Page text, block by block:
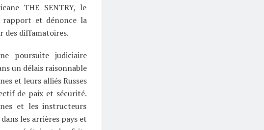
THE SENTRY, le
rapport et dénonce la
des diffamatoires.
poursuite judiciaire
un délais raisonnable
et leurs alliés Russes
de paix et sécurité.
et les instructeurs
les arrières pays et